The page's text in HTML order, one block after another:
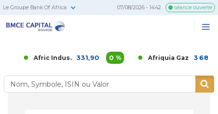
Le Groupe Bank Of Africa 07/08/2026 - 14:42 séance ouverte
Afric Indus. 331,90 0 % Afriquia Gaz 3 686,00